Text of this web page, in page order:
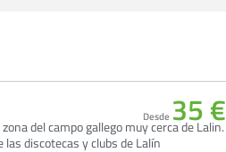
del campo gallego muy cerca de Lalin.
las discotecas y clubs de Lalín
Desde 35 €